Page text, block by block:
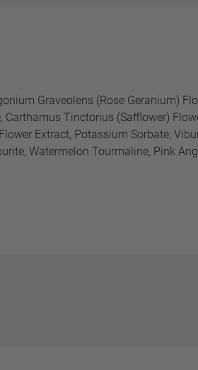
Graveolens (Rose Geranium)
Tinctorius (Safflower)
Extract, Potassium Sorbate,
Watermelon Tourmaline, Pink